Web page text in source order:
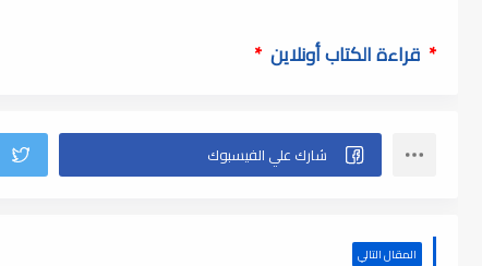
* قراءة الكتاب أونلاين *
المقال التالي